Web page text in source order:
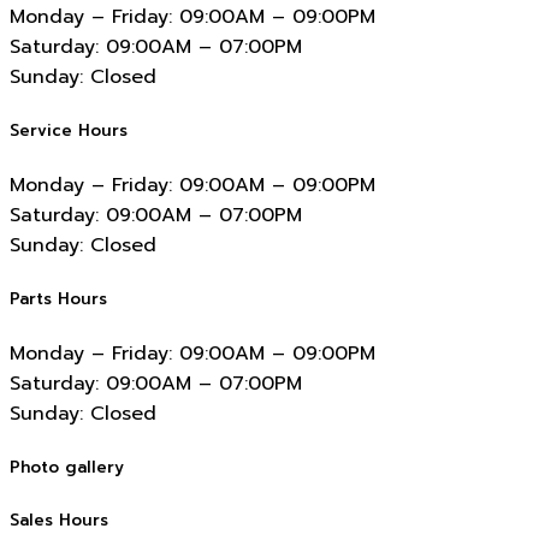
Monday – Friday: 09:00AM – 09:00PM
Saturday: 09:00AM – 07:00PM
Sunday: Closed
Service Hours
Monday – Friday: 09:00AM – 09:00PM
Saturday: 09:00AM – 07:00PM
Sunday: Closed
Parts Hours
Monday – Friday: 09:00AM – 09:00PM
Saturday: 09:00AM – 07:00PM
Sunday: Closed
Photo gallery
Sales Hours